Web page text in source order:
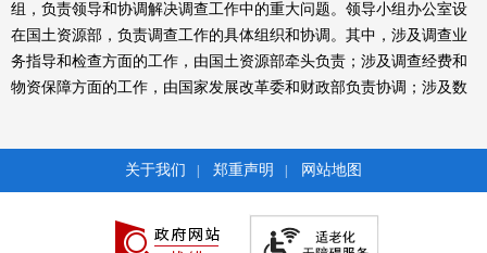
组，负责领导和协调解决调查工作中的重大问题。领导小组办公室设
在国土资源部，负责调查工作的具体组织和协调。其中，涉及调查业
务指导和检查方面的工作，由国土资源部牵头负责；涉及调查经费和
物资保障方面的工作，由国家发展改革委和财政部负责协调；涉及数
级人民政府要成立相应的调查领导小组及其办公室，负责本地区调查
工作的组织和实施。
五、调查经费保障
本次土地调查经费由中央财政和地方财政按承担的工作任务分
关于我们 郑重声明 网站地图